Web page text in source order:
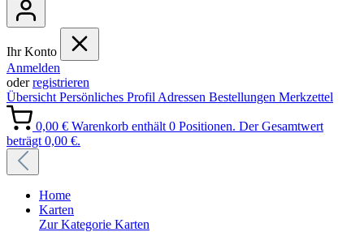
Ihr Konto
Anmelden
oderregistrieren
Übersicht Persönliches Profil Adressen Bestellungen Merkzettel
0,00 € Warenkorb enthält 0 Positionen. Der Gesamtwert
beträgt 0,00 €.
Home
Karten
Zur Kategorie Karten